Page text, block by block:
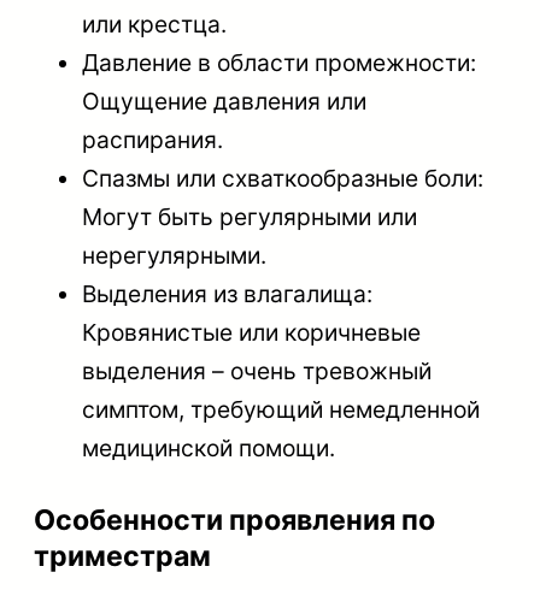
или крестца.
Давление в области промежности:
Ощущение давления или
распирания.
Спазмы или схваткообразные боли:
Могут быть регулярными или
нерегулярными.
Выделения из влагалища:
Кровянистые или коричневые
выделения – очень тревожный
симптом, требующий немедленной
медицинской помощи.
Особенности проявления по
триместрам